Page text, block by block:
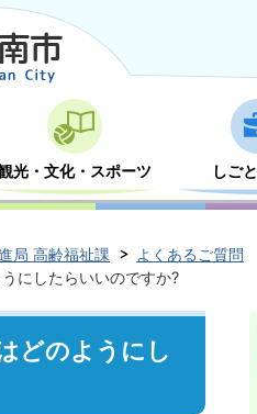
光・文化・スポーツ しご
局 高齢福祉課
よくあるご質問
にしたらいいのですか?
どのようにし